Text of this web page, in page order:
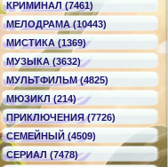
КРИМИНАЛ (7461)
МЕЛОДРАМА (10443)
МИСТИКА (1369)
МУЗЫКА (3632)
МУЛЬТФИЛЬМ (4825)
МЮЗИКЛ (214)
ПРИКЛЮЧЕНИЯ (7726)
СЕМЕЙНЫЙ (4509)
СЕРИАЛ (7478)